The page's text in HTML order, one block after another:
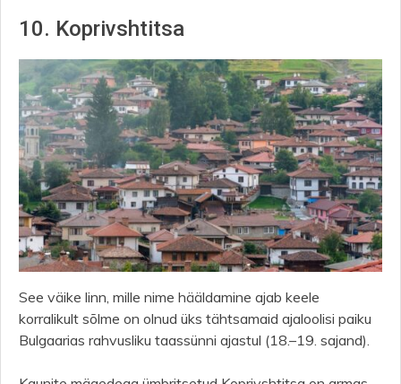
10. Koprivshtitsa
See väike linn, mille nime hääldamine ajab keele
korralikult sõlme on olnud üks tähtsamaid ajaloolisi paiku
Bulgaarias rahvusliku taassünni ajastul (18.–19. sajand).